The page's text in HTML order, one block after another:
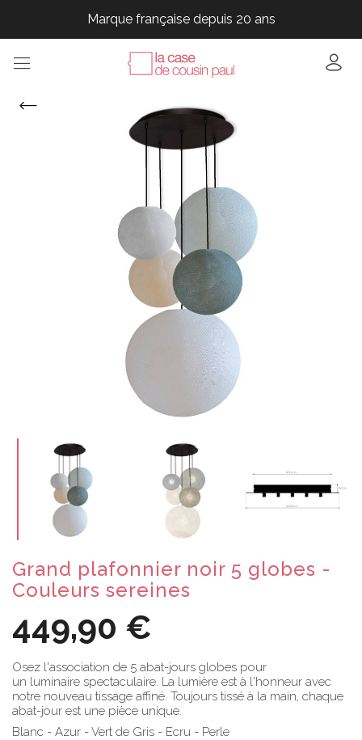
Marque française depuis 20 ans
Marque française depuis 20 ans
Marque française depuis 20 ans
Grand plafonnier noir 5 globes -
Couleurs sereines
449,90 €
Osez l'association de 5 abat-jours globes pour
un luminaire spectaculaire. La lumière est à l'honneur avec
notre nouveau tissage affiné. Toujours tissé à la main, chaque
abat-jour est une pièce unique.
Blanc - Azur - Vert de Gris - Ecru - Perle